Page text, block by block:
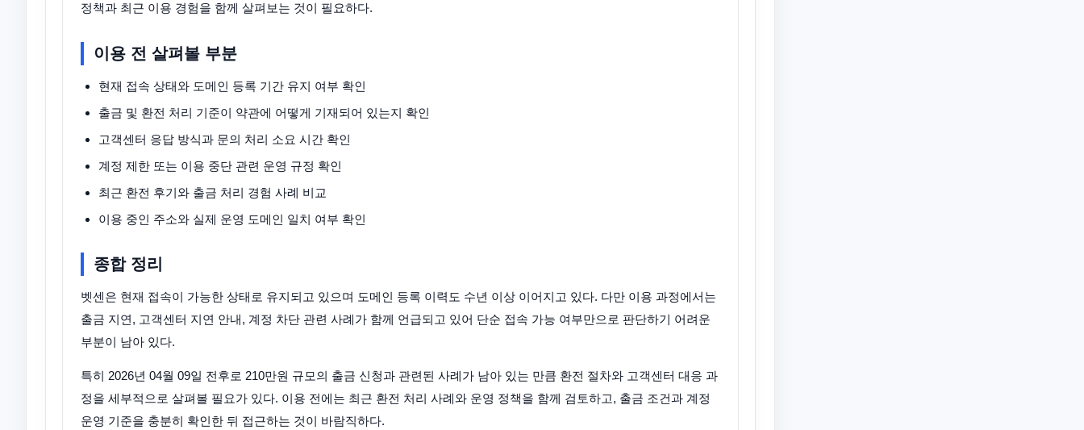
정책과 최근 이용 경험을 함께 살펴보는 것이 필요하다.
이용 전 살펴볼 부분
현재 접속 상태와 도메인 등록 기간 유지 여부 확인
출금 및 환전 처리 기준이 약관에 어떻게 기재되어 있는지 확인
고객센터 응답 방식과 문의 처리 소요 시간 확인
계정 제한 또는 이용 중단 관련 운영 규정 확인
최근 환전 후기와 출금 처리 경험 사례 비교
이용 중인 주소와 실제 운영 도메인 일치 여부 확인
종합 정리
벳센은 현재 접속이 가능한 상태로 유지되고 있으며 도메인 등록 이력도 수년 이상 이어지고 있다. 다만 이용 과정에서는
출금 지연, 고객센터 지연 안내, 계정 차단 관련 사례가 함께 언급되고 있어 단순 접속 가능 여부만으로 판단하기 어려운
부분이 남아 있다.
특히 2026년 04월 09일 전후로 210만원 규모의 출금 신청과 관련된 사례가 남아 있는 만큼 환전 절차와 고객센터 대응 과
정을 세부적으로 살펴볼 필요가 있다. 이용 전에는 최근 환전 처리 사례와 운영 정책을 함께 검토하고, 출금 조건과 계정
운영 기준을 충분히 확인한 뒤 접근하는 것이 바람직하다.